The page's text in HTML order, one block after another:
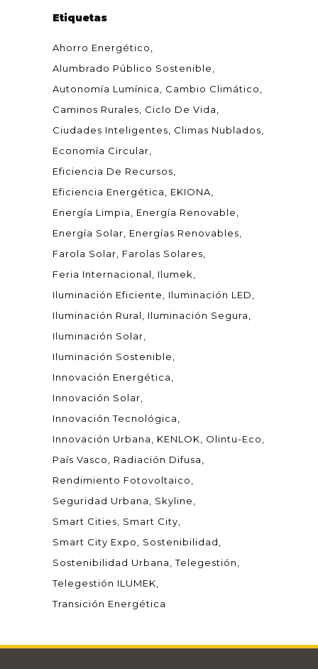
Etiquetas
Ahorro Energético
Alumbrado Público Sostenible
Autonomía Lumínica
Cambio Climático
Caminos Rurales
Ciclo De Vida
Ciudades Inteligentes
Climas Nublados
Economía Circular
Eficiencia De Recursos
Eficiencia Energética
EKIONA
Energía Limpia
Energía Renovable
Energía Solar
Energías Renovables
Farola Solar
Farolas Solares
Feria Internacional
Ilumek
Iluminación Eficiente
Iluminación LED
Iluminación Rural
Iluminación Segura
Iluminación Solar
Iluminación Sostenible
Innovación Energética
Innovación Solar
Innovación Tecnológica
Innovación Urbana
KENLOK
Olintu-Eco
País Vasco
Radiación Difusa
Rendimiento Fotovoltaico
Seguridad Urbana
Skyline
Smart Cities
Smart City
Smart City Expo
Sostenibilidad
Sostenibilidad Urbana
Telegestión
Telegestión ILUMEK
Transición Energética